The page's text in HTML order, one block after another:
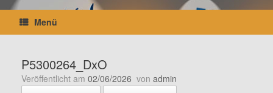
Menü
P5300264_DxO
Veröffentlicht am 02/06/2026 von admin